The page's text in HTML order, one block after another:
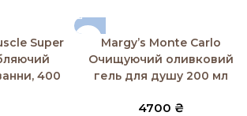
Super
400
Margy’s Monte Carlo
Очищуючий оливковий
гель для душу 200 мл
4700 ₴